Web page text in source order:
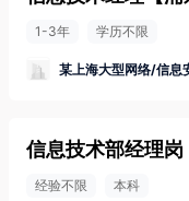
1-3年 学历不限
某上海大型网络/信息
信息技术部经理岗
经验不限 本科